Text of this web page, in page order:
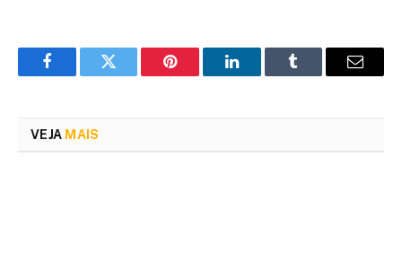
FacebookTwitter Pinterest LinkedInTumblr Email
VEJA MAIS